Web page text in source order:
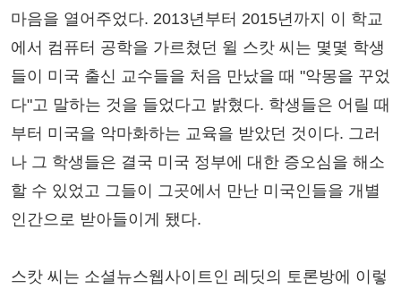
마음을 열어주었다. 2013년부터 2015년까지 이 학교
에서 컴퓨터 공학을 가르쳤던 윌 스캇 씨는 몇몇 학생
들이 미국 출신 교수들을 처음 만났을 때 "악몽을 꾸었
다"고 말하는 것을 들었다고 밝혔다. 학생들은 어릴 때
부터 미국을 악마화하는 교육을 받았던 것이다. 그러
나 그 학생들은 결국 미국 정부에 대한 증오심을 해소
할 수 있었고 그들이 그곳에서 만난 미국인들을 개별
인간으로 받아들이게 됐다.
스캇 씨는 소셜뉴스웹사이트인 레딧의 토론방에 이렇